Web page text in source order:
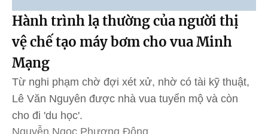
Hành trình lạ thường của người thị
vệ chế tạo máy bơm cho vua Minh
Mạng
Từ nghi phạm chờ đợi xét xử, nhờ có tài kỹ thuật,
Lê Văn Nguyên được nhà vua tuyển mộ và còn
cho đi 'du học'.
Nguyễn Ngọc Phương Đông